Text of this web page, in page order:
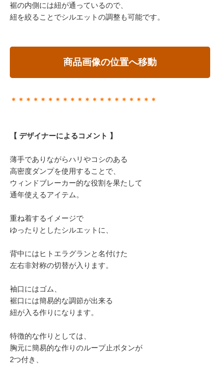
裾の内側には紐が通っているので、
紐を絞ることでシルエットの調整も可能です。
商品画像の位置へ移動
＊＊＊＊＊＊＊＊＊＊＊＊＊＊＊＊＊＊＊＊
【 デザイナーによるコメント 】
薄手でありながらハリやコシのある
高密度ダンプを使用することで、
ウィンドブレーカー的な役割を果たして
通年使えるアイテム。
重ね着するイメージで
ゆったりとしたシルエットに、
背中にはヒトエラグランと名付けた
左右非対称の切替が入ります。
袖口にはゴム、
裾口には簡易的な調節が出来る
紐が入る作りになります。
特徴的な作りとしては、
胸元に簡易的な作りのループ止ボタンが
2つ付き、